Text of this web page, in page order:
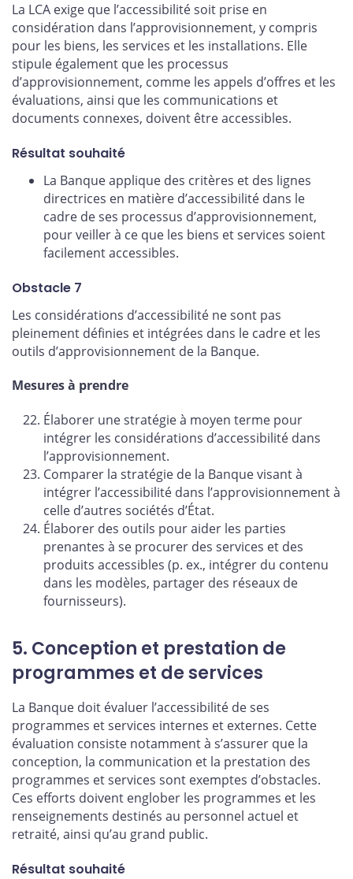
La LCA exige que l’accessibilité soit prise en
considération dans l’approvisionnement, y compris
pour les biens, les services et les installations. Elle
stipule également que les processus
d’approvisionnement, comme les appels d’offres et les
évaluations, ainsi que les communications et
documents connexes, doivent être accessibles.
Résultat souhaité
La Banque applique des critères et des lignes
directrices en matière d’accessibilité dans le
cadre de ses processus d’approvisionnement,
pour veiller à ce que les biens et services soient
facilement accessibles.
Obstacle 7
Les considérations d’accessibilité ne sont pas
pleinement définies et intégrées dans le cadre et les
outils d’approvisionnement de la Banque.
Mesures à prendre
Élaborer une stratégie à moyen terme pour
intégrer les considérations d’accessibilité dans
l’approvisionnement.
Comparer la stratégie de la Banque visant à
intégrer l’accessibilité dans l’approvisionnement à
celle d’autres sociétés d’État.
Élaborer des outils pour aider les parties
prenantes à se procurer des services et des
produits accessibles (p. ex., intégrer du contenu
dans les modèles, partager des réseaux de
fournisseurs).
5. Conception et prestation de
programmes et de services
La Banque doit évaluer l’accessibilité de ses
programmes et services internes et externes. Cette
évaluation consiste notamment à s’assurer que la
conception, la communication et la prestation des
programmes et services sont exemptes d’obstacles.
Ces efforts doivent englober les programmes et les
renseignements destinés au personnel actuel et
retraité, ainsi qu’au grand public.
Résultat souhaité